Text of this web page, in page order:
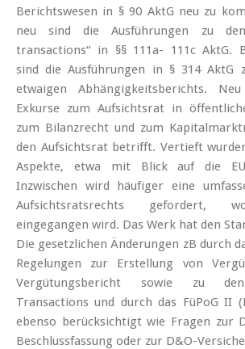
Berichtswesen in § 90 AktG neu zu
neu sind die Ausführungen zu
transactions“ in §§ 111a- 111c AktG.
sind die Ausführungen in § 314 AktG
etwaigen Abhängigkeitsberichts.
Exkurse zum Aufsichtsrat in
zum Bilanzrecht und zum
den Aufsichtsrat betrifft. Vertieft
Aspekte, etwa mit Blick auf die EU-
Inzwischen wird häufiger eine
Aufsichtsratsrechts gefordert,
eingegangen wird. Das Werk hat den
Die gesetzlichen Änderungen zB durch
Regelungen zur Erstellung von
Vergütungsbericht sowie zu den
Transactions und durch das FüPoG II
ebenso berücksichtigt wie Fragen zur
Beschlussfassung oder zur D&O-